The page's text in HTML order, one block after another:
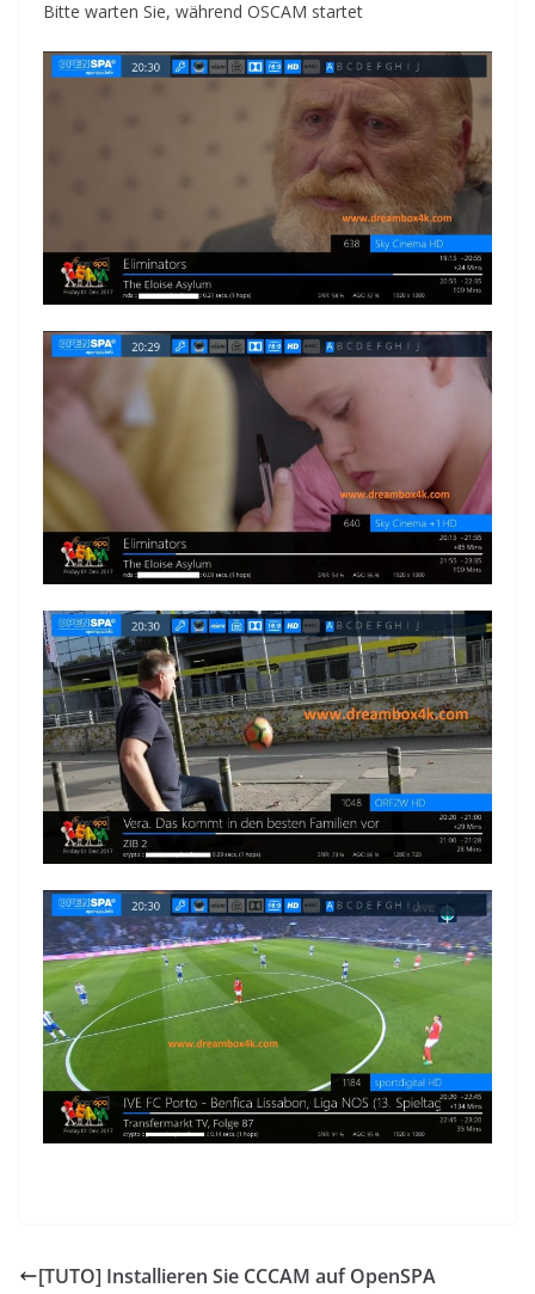
Bitte warten Sie, während OSCAM startet
[TUTO] Installieren Sie CCCAM auf OpenSPA